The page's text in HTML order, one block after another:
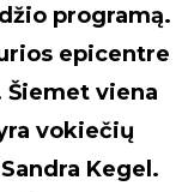
programą.
epicentre
Šiemet viena
vokiečių
Kegel.